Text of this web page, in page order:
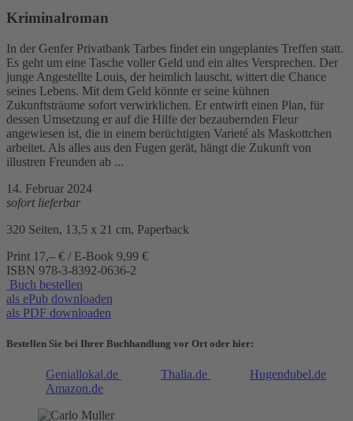
Kriminalroman
In der Genfer Privatbank Tarbes findet ein ungeplantes Treffen statt.
Es geht um eine Tasche voller Geld und ein altes Versprechen. Der
junge Angestellte Louis, der heimlich lauscht, wittert die Chance
seines Lebens. Mit dem Geld könnte er seine kühnen
Zukunftsträume sofort verwirklichen. Er entwirft einen Plan, für
dessen Umsetzung er auf die Hilfe der bezaubernden Fleur
angewiesen ist, die in einem berüchtigten Varieté als Maskottchen
arbeitet. Als alles aus den Fugen gerät, hängt die Zukunft von
illustren Freunden ab ...
14. Februar 2024
sofort lieferbar
320 Seiten, 13,5 x 21 cm, Paperback
Print 17,– € / E-Book 9,99 €
ISBN 978-3-8392-0636-2
Buch bestellen
als ePub downloaden
als PDF downloaden
Bestellen Sie bei Ihrer Buchhandlung vor Ort oder hier:
Geniallokal.de Thalia.de
Hugendubel.de
Amazon.de